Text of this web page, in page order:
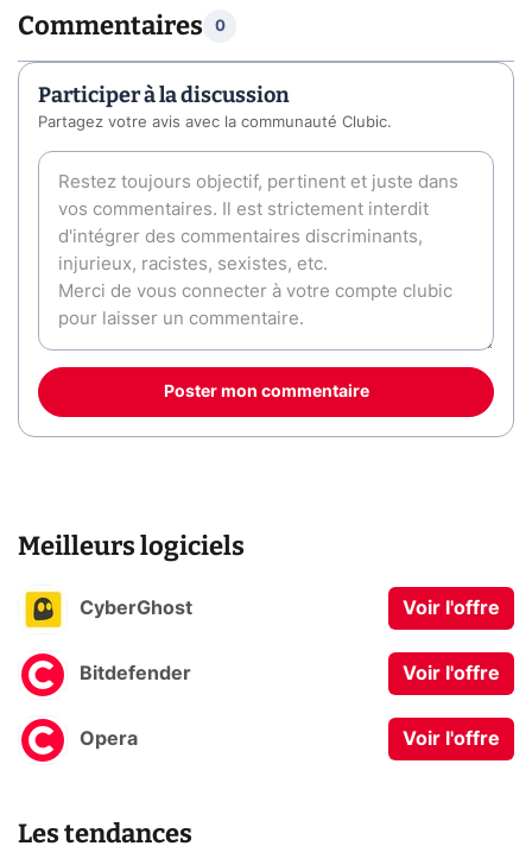
Commentaires 0
Participer à la discussion
Partagez votre avis avec la communauté Clubic.
Poster mon commentaire
Meilleurs logiciels
CyberGhost Voir l'offre
Bitdefender Voir l'offre
Opera Voir l'offre
Les tendances